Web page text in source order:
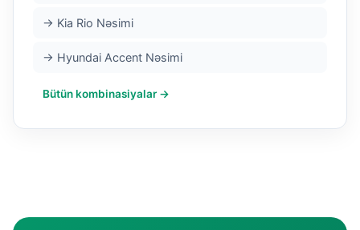
→ Kia Rio Nəsimi
→ Hyundai Accent Nəsimi
Bütün kombinasiyalar →